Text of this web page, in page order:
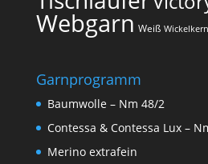
Webgarn Weiß
Garnprogramm
Baumwolle – Nm 48/2
Contessa & Contessa Lux –
Merino extrafein